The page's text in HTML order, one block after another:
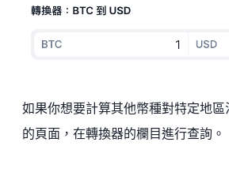
如果你想要計算其他幣種對特定地
的頁面，在轉換器的欄目進行查詢。